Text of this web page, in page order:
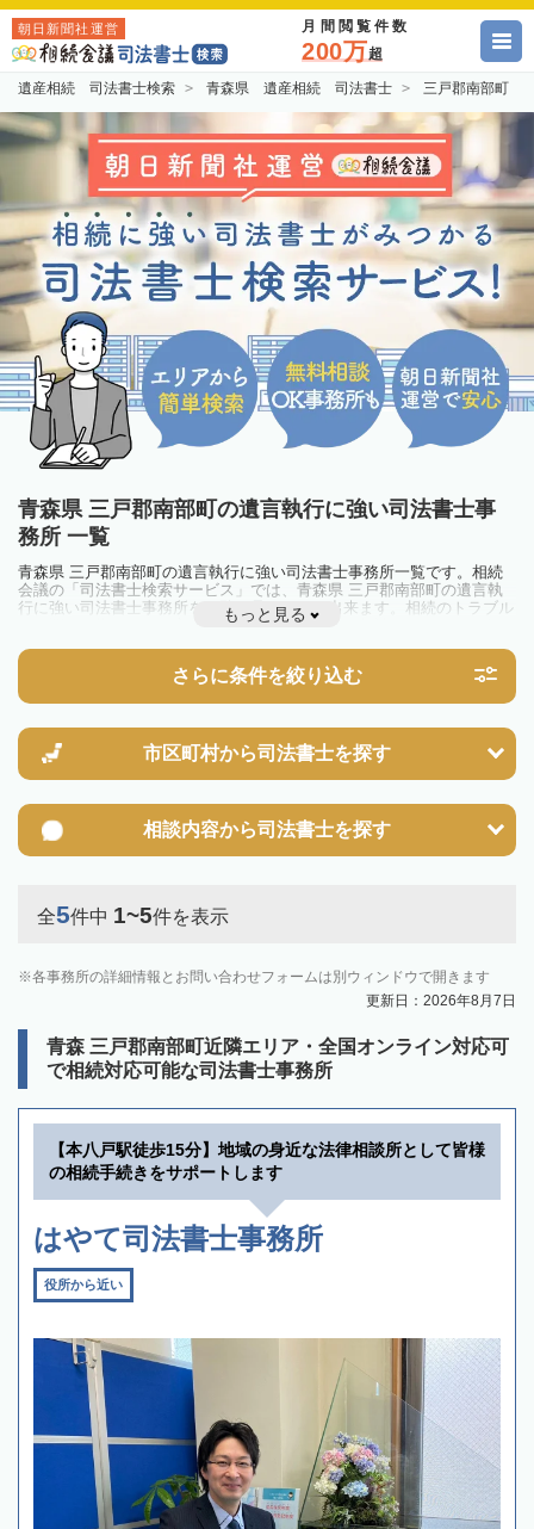
朝日新聞社運営 月間閲覧件数
200万超
遺産相続 司法書士検索 青森県 遺産相続 司法書士 三戸郡南部町
青森県 三戸郡南部町の遺言執行に強い司法書士事
務所 一覧
青森県 三戸郡南部町の遺言執行に強い司法書士事務所一覧です。相続
会議の「司法書士検索サービス」では、青森県 三戸郡南部町の遺言執
行に強い司法書士事務所を一覧で見ることが出来ます。相続のトラブル
やお悩みを抱えている方は一度近隣の司法書士に相談してみましょう。
もっと見る
さらに条件を絞り込む
市区町村から司法書士を探す
相談内容から司法書士を探す
全5件中 1~5件を表示
各事務所の詳細情報とお問い合わせフォームは別ウィンドウで開きます
更新日：2026年8月7日
青森 三戸郡南部町近隣エリア・全国オンライン対応可
で相続対応可能な司法書士事務所
【本八戸駅徒歩15分】地域の身近な法律相談所として皆様
の相続手続きをサポートします
はやて司法書士事務所
役所から近い